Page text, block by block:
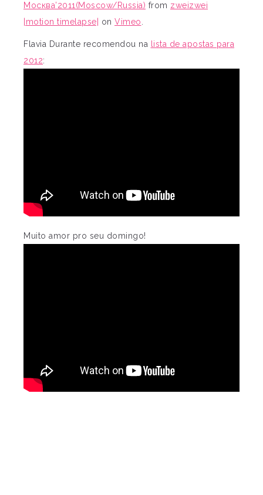
Москва’2011(Moscow/Russia) from zweizwei
|motion timelapse|
on Vimeo
Flavia Durante recomendou na
lista de apostas para
2012:
Muito amor pro seu domingo!